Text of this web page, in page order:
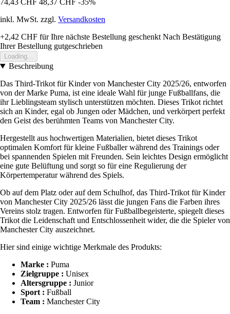
74,43 CHF 48,37 CHF -35%
inkl. MwSt. zzgl. Versandkosten
+2,42 CHF für Ihre nächste Bestellung geschenkt Nach Bestätigung
Ihrer Bestellung gutgeschrieben
Loading...
Beschreibung
Das Third-Trikot für Kinder von Manchester City 2025/26, entworfen
von der Marke Puma, ist eine ideale Wahl für junge Fußballfans, die
ihr Lieblingsteam stylisch unterstützen möchten. Dieses Trikot richtet
sich an Kinder, egal ob Jungen oder Mädchen, und verkörpert perfekt
den Geist des berühmten Teams von Manchester City.
Hergestellt aus hochwertigen Materialien, bietet dieses Trikot
optimalen Komfort für kleine Fußballer während des Trainings oder
bei spannenden Spielen mit Freunden. Sein leichtes Design ermöglicht
eine gute Belüftung und sorgt so für eine Regulierung der
Körpertemperatur während des Spiels.
Ob auf dem Platz oder auf dem Schulhof, das Third-Trikot für Kinder
von Manchester City 2025/26 lässt die jungen Fans die Farben ihres
Vereins stolz tragen. Entworfen für Fußballbegeisterte, spiegelt dieses
Trikot die Leidenschaft und Entschlossenheit wider, die die Spieler von
Manchester City auszeichnet.
Hier sind einige wichtige Merkmale des Produkts:
Marke : Puma
Zielgruppe : Unisex
Altersgruppe : Junior
Sport : Fußball
Team : Manchester City